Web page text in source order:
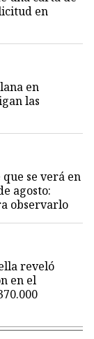
en
en
las
se verá en
agosto:
observarlo
reveló
en el